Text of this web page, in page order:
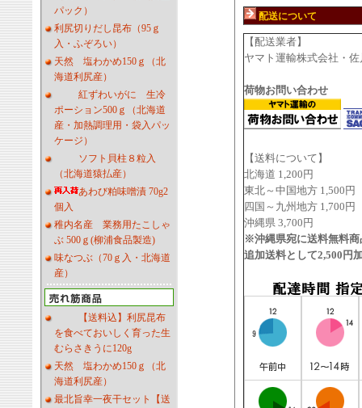
パック）
利尻切りだし昆布（95ｇ
入・ふぞろい）
天然 塩わかめ150ｇ（北
海道利尻産）
紅ずわいがに 生冷
ポーション500ｇ（北海道
産・加熱調理用・袋入パッ
ケージ）
ソフト貝柱８粒入
（北海道猿払産）
あわび粕味噌漬 70g2
個入
稚内名産 業務用たこしゃ
ぶ 500ｇ(柳浦食品製造)
味なつぶ（70ｇ入・北海道
産）
【送料込】利尻昆布
を食べておいしく育った生
むらさきうに120g
天然 塩わかめ150ｇ（北
海道利尻産）
最北旨幸一夜干セット【送
配送について
【配送業者】
ヤマト運輸株式会社・
荷物お問い合わせ
【送料について】
北海道 1,200円
東北～中国地方 1,500円
四国～九州地方 1,700円
沖縄県 3,700円
※沖縄県宛に送料無料
追加送料として2,500円